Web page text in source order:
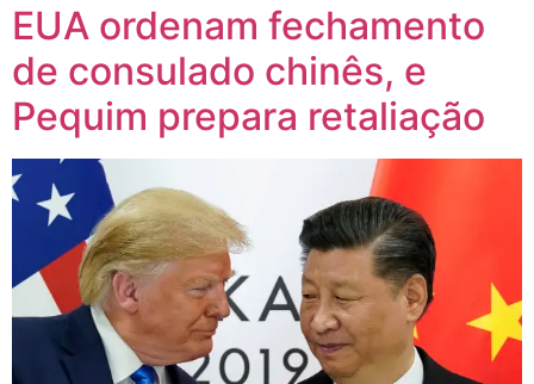
EUA ordenam fechamento
de consulado chinês, e
Pequim prepara retaliação